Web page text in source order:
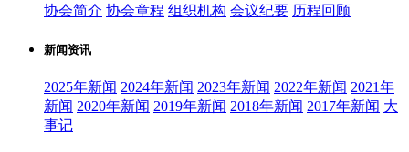
协会简介 协会章程 组织机构 会议纪要 历程回顾
新闻资讯
2025年新闻 2024年新闻 2023年新闻 2022年新闻 2021年
新闻 2020年新闻 2019年新闻 2018年新闻 2017年新闻 大
事记